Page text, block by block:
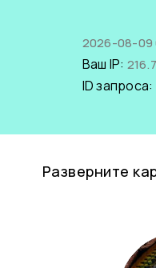
2026-08-09
Ваш IP:
ID запроса:
Разверните